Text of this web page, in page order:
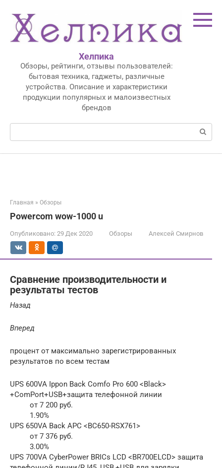
контенту
Хелпика
Обзоры, рейтинги, отзывы пользователей:
бытовая техника, гаджеты, различные
устройства. Описание и характеристики
продукции популярных и малоизвестных
брендов
Поиск:
Главная » Обзоры
Powercom wow-1000 u
Опубликовано: 29 Дек 2020 Обзоры Алексей Смирнов
Сравнение производительности и
результаты тестов
Назад
Вперед
процент от максимально зарегистрированных
результатов по всем тестам
UPS 600VA Ippon Back Comfo Pro 600 <Black>
+ComPort+USB+защита телефонной линии
от 7 200 руб.
1.90%
UPS 650VA Back APC <BC650-RSX761>
от 7 376 руб.
3.00%
UPS 700VA CyberPower BRICs LCD <BR700ELCD> защита